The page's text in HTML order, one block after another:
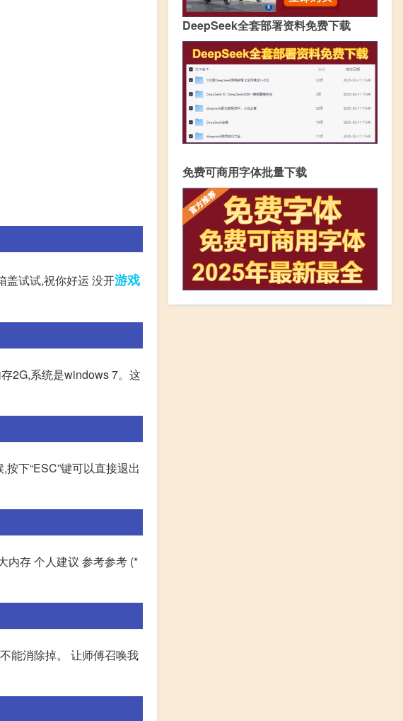
盖试试,祝你好运 没开游戏
2G,系统是windows 7。这
下“ESC”键可以直接退出
内存 个人建议 参考参考 (*
能消除掉。 让师傅召唤我
DeepSeek全套部署资料免费下载
免费可商用字体批量下载